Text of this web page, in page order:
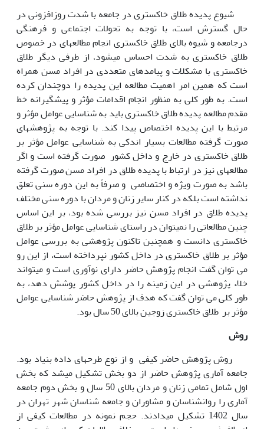
شیوع پدیده طلاق خاکستری در جامعه با شدت روزافزونی در
حال گسترش است، با توجه به تحولات اجتماعی و فرهنگی
درجامعه و شیوه بالای طلاق خاکستری انجام مطالعه­ای در خصوص
طلاق خاکستری به شدت احساس می­شود، از طرفی دیگر طلاق
خاکستری با مشکلات و پیامدهای متعددی در افراد مسن همراه
است که همین امر اهمیت مطالعه این پدیده را دوچندان کرده
است. به طور کلی به منظور انجام اقدامات مؤثر و پیشگیرانه خط
مقدم مطالعه پدیده طلاق خاکستری باید به شناسایی عوامل مؤثر و
مرتبط با این پدیده اختصاص پیدا کند. با توجه به پژوهش­های
صورت گرفته مطالعات بسیار اندکی به شناسایی عوامل مؤثر بر
طلاق خاکستری در خارج و داخل کشور صورت گرفته است و اگر
مطالعه­ای نیز در ارتباط با پدیده طلاق در افراد مسن صورت گرفته
باشد به صورت ویژه و اختصاصی و صرفاً به این دوره سنی تعلق
نداشته است بلکه در کنار سایر زنان و مردان با دوره سنی مختلف
پدیده طلاق در افراد مسن نیز بررسی شده بود، بر این اساس
چنین مطالعاتی را نمی­توان در راستای شناسایی عوامل مؤثر بر طلاق
خاکستری دانست و همچنین تاکنون پژوهشی به بررسی عوامل
مؤثر بر طلاق خاکستری در داخل کشور نپرداخته است، از این رو
می توان گفت انجام پژوهش حاضر دارای نوآوری است و می­تواند
خلاء پژوهشی در این زمینه را در داخل کشور پوشش دهد، به
طور کلی می توان گفت که هدف از پژوهش حاضر شناسایی عوامل
مؤثر بر طلاق خاکستری زوجین بالای 50 سال بود.
روش
روش پژوهش حاضر کیفی و از نوع طرح­های داده بنیاد بود.
جامعه آماری پژوهش حاضر از دو بخش تشکیل می­شد که بخش
اول شامل تمامی زنان و مردان بالای 50 سال و بخش دوم جامعه
آماری را روانشناسان و مشاوران و جامعه شناسان شهر تهران در
سال 1402 تشکیل می­دادند. حجم نمونه در مطالعات کیفی از